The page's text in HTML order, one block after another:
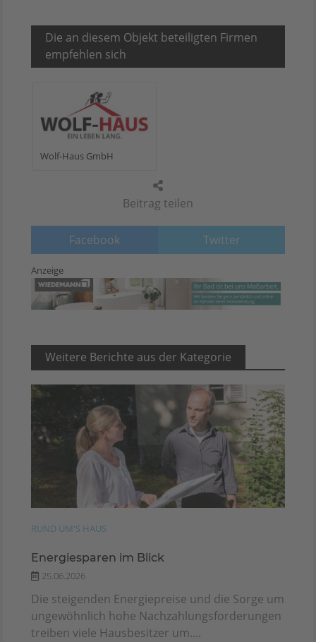
Beitrag teilen
Facebook Twitter
Die an diesem Objekt beteiligten Firmen
empfehlen sich
Wolf-Haus GmbH
Anzeige
Weitere Berichte aus der Kategorie
RUND UM'S HAUS
Energiesparen im Blick
25.06.2026
Die steigenden Energiepreise und die Sorge um
ungewöhnlich hohe Nachzahlungsforderungen
treiben viele Hausbesitzer um....